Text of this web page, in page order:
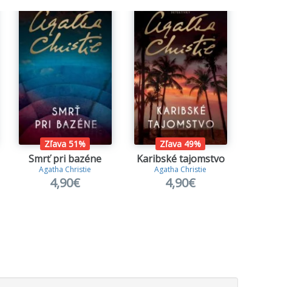
Zľava 51%
Smrť pri bazéne
Agatha Christie
4,90€
Zľava 49%
Karibské tajomstvo
Agatha Christie
4,90€